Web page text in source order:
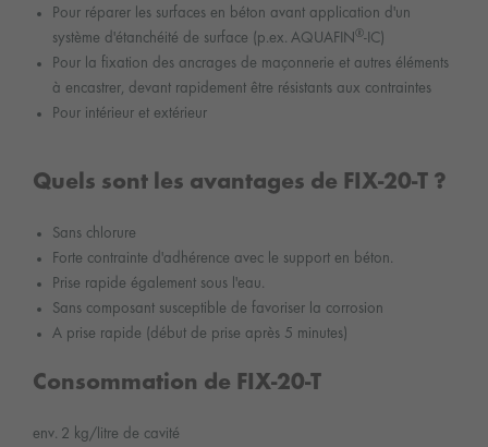
Pour réparer les surfaces en béton avant application d'un
système d'étanchéité de surface (p.ex. AQUAFIN®-IC)
Pour la fixation des ancrages de maçonnerie et autres éléments
à encastrer, devant rapidement être résistants aux contraintes
Pour intérieur et extérieur
Quels sont les avantages de FIX-20-T ?
Sans chlorure
Forte contrainte d'adhérence avec le support en béton.
Prise rapide également sous l'eau.
Sans composant susceptible de favoriser la corrosion
A prise rapide (début de prise après 5 minutes)
Consommation de FIX-20-T
env. 2 kg/litre de cavité